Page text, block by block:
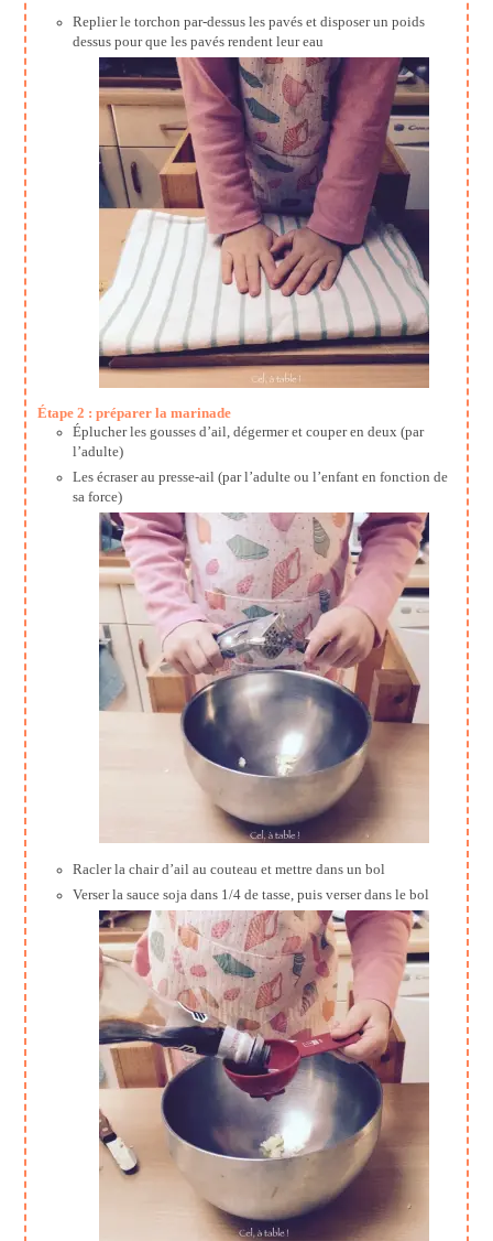
Replier le torchon par-dessus les pavés et disposer un poids
dessus pour que les pavés rendent leur eau
Étape 2 : préparer la marinade
Éplucher les gousses d’ail, dégermer et couper en deux (par
l’adulte)
Les écraser au presse-ail (par l’adulte ou l’enfant en fonction de
sa force)
Racler la chair d’ail au couteau et mettre dans un bol
Verser la sauce soja dans 1/4 de tasse, puis verser dans le bol